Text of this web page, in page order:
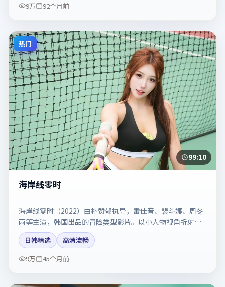
9万
92个月前
热门
99:10
海岸线零时
海岸线零时（2022）由朴赞郁执导，雷佳音、裴斗娜、周冬
雨等主演，韩国出品的冒险类型影片。以小人物视角折射时
代切片。剧情简介与主创信息可供检索参考，上映日期以片
方资料为准。
日韩精选
高清流畅
9万
45个月前